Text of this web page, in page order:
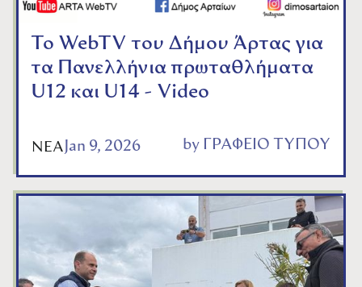
Το WebTV του Δήμου Άρτας για
τα Πανελλήνια πρωταθλήματα
U12 και U14 - Video
ΝΕΑ Jan 9, 2026 by ΓΡΑΦΕΙΟ ΤΥΠΟΥ